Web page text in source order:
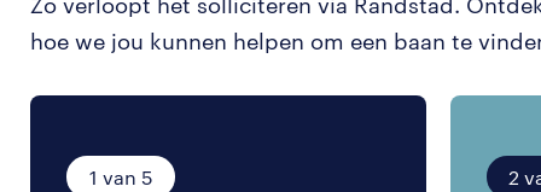
hoe we jou kunnen helpen om een baan te
1 van 5 2